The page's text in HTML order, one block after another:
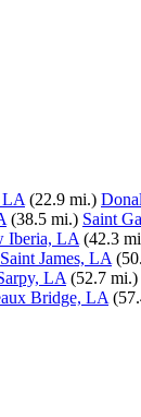
LA (22.9 mi.)
(38.5 mi.) Saint
Iberia, LA (42.3
Saint James, LA
LA (52.7 mi.)
Bridge, LA